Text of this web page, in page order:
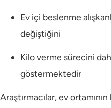
Ev içi beslenme
değiştiğini
Kilo verme sürecini
göstermektedir
Araştırmacılar, ev